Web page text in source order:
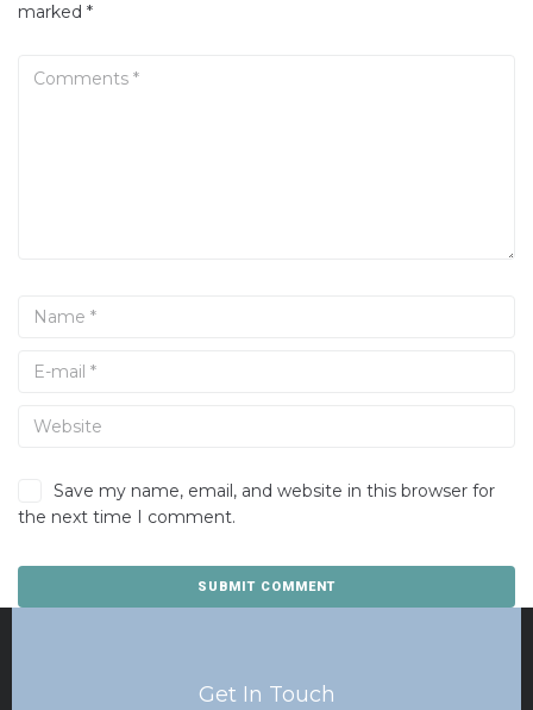
marked *
Save my name, email, and website in this browser for
the next time I comment.
Get In Touch